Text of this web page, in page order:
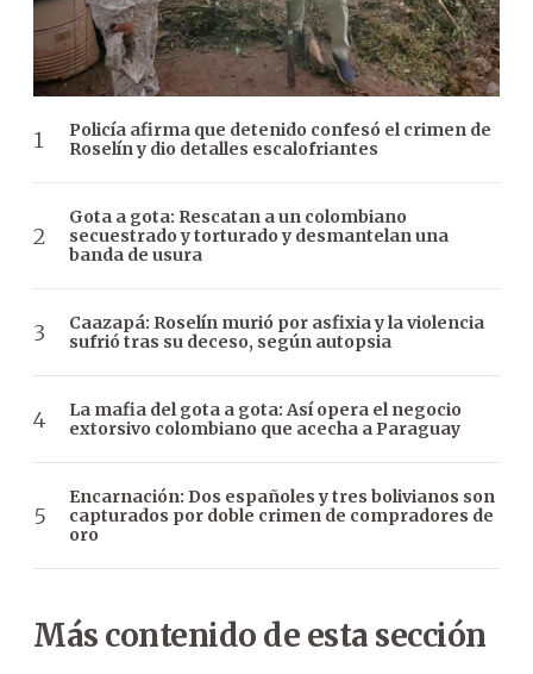
Policía afirma que detenido confesó el crimen de
Roselín y dio detalles escalofriantes
Gota a gota: Rescatan a un colombiano
secuestrado y torturado y desmantelan una
banda de usura
Caazapá: Roselín murió por asfixia y la violencia
sufrió tras su deceso, según autopsia
La mafia del gota a gota: Así opera el negocio
extorsivo colombiano que acecha a Paraguay
Encarnación: Dos españoles y tres bolivianos son
capturados por doble crimen de compradores de
oro
Más contenido de esta sección